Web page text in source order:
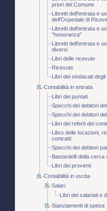
priori del Comune
Libretti dell'entrata e
dell'Ospedale di
Libretti dell'entrata e
"honoranza"
Libretti dell'entrata e
diversi
Libri delle ricevute
Ricevute
Libri dei sindacati
Contabilità in entrata
Libri dei puntati
Specchi dei debitori
Specchi dei debitori
Libri dei referti dei
Libro delle locazioni,
contratti
Specchi dei debitori
Bastardelli della cerca
Libri dei proventi
Contabilità in uscita
Salari
Libri dei salariati e
Stanziamenti di spesa